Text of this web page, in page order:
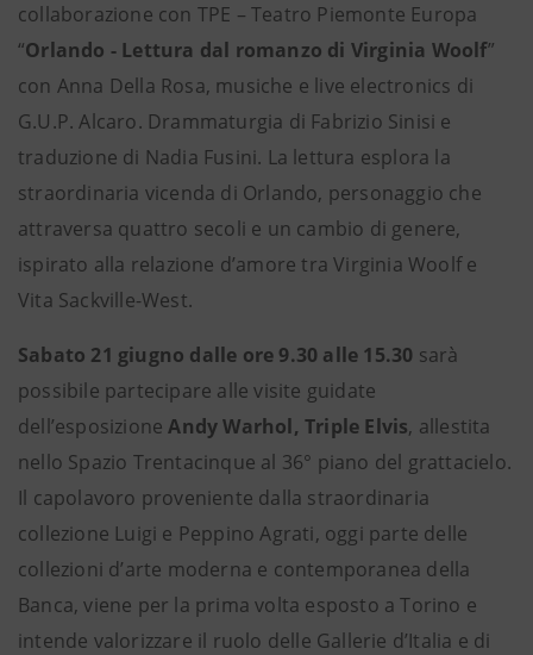
collaborazione con TPE – Teatro Piemonte Europa
“Orlando - Lettura dal romanzo di Virginia Woolf”
con Anna Della Rosa, musiche e live electronics di
G.U.P. Alcaro. Drammaturgia di Fabrizio Sinisi e
traduzione di Nadia Fusini. La lettura esplora la
straordinaria vicenda di Orlando, personaggio che
attraversa quattro secoli e un cambio di genere,
ispirato alla relazione d’amore tra Virginia Woolf e
Vita Sackville-West.
Sabato 21 giugno dalle ore 9.30 alle 15.30 sarà
possibile partecipare alle visite guidate
dell’esposizioneAndy Warhol, Triple Elvis, allestita
nello Spazio Trentacinque al 36° piano del grattacielo.
Il capolavoro proveniente dalla straordinaria
collezione Luigi e Peppino Agrati, oggi parte delle
collezioni d’arte moderna e contemporanea della
Banca, viene per la prima volta esposto a Torino e
intende valorizzare il ruolo delle Gallerie d’Italia e di